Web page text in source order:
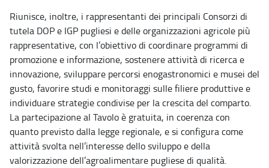
Riunisce, inoltre, i rappresentanti dei principali Consorzi di
tutela DOP e IGP pugliesi e delle organizzazioni agricole più
rappresentative, con l’obiettivo di coordinare programmi di
promozione e informazione, sostenere attività di ricerca e
innovazione, sviluppare percorsi enogastronomici e musei del
gusto, favorire studi e monitoraggi sulle filiere produttive e
individuare strategie condivise per la crescita del comparto.
La partecipazione al Tavolo è gratuita, in coerenza con
quanto previsto dalla legge regionale, e si configura come
attività svolta nell’interesse dello sviluppo e della
valorizzazione dell’agroalimentare pugliese di qualità.